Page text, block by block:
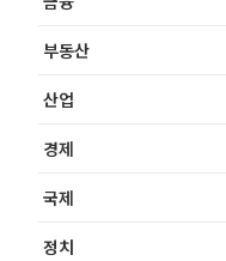
부동산
산업
경제
국제
정치